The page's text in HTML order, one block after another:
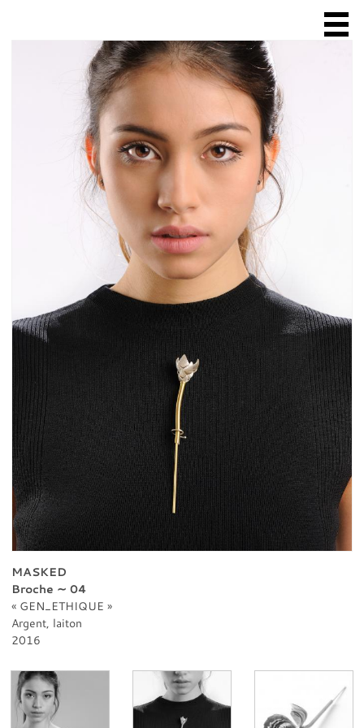
ACCUEIL
A PROPOS
SCULPTURE
BIJOUX
bague
bracelet
boucle d'oreille
VENTE EN LIGNE
EXPOSITIONS & SALONS
BOUTIQUES & GALERIES
PROFESSIONNELS
CONTACT
MASKED
Broche ∼ 04
GEN_ETHIQUE
Argent, laiton
2016